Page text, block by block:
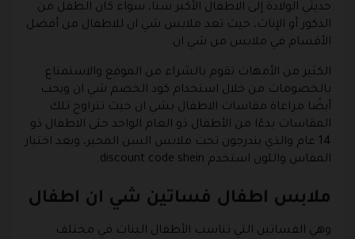
حديثي الولادة إلى الاطفال الأكبر سنًا، سواء كان الطفل من
الذكور أو الإناث، حيث تعد ملابس شي ان للاطفال من أفضل
الأقسام في ملابس من شي ان.
الكثير من الأمهات تقوم بالشراء من الموقع والاستمتاع
بالخصومات من خلال استخدام كود الخصم شي ان ويحب
أيضًا مراعاة مقاسات الاطفال بشي ان حيث تتراوح تلك
المقاسات بدءًا من الأطفال ذو العام الواحد حتى الاطفال ذو
14 عام والذي يندرجون تحت ملابس السن المحير، ويعد اختيار
المقاس واللون استخدم discount code shein.
ملابس اطفال فساتين شي ان اطفال
وهي الفساتين التي تناسب الأطفال البنات في مختلف